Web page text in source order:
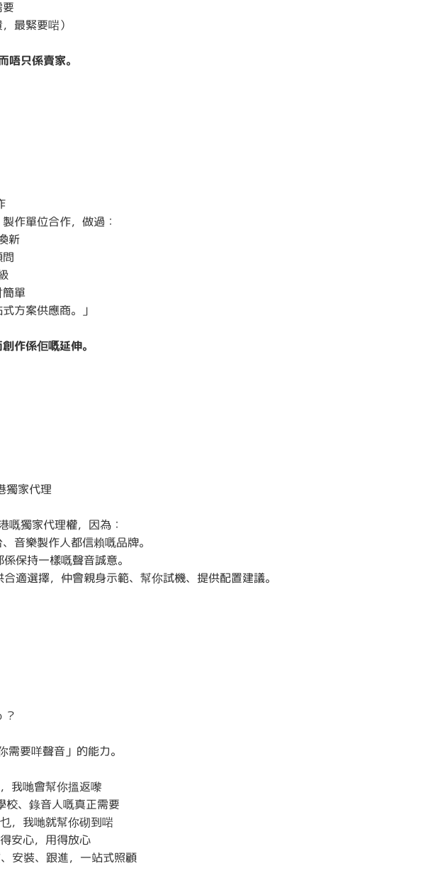
最緊要啱）
只係賣家。
作單位合作，做過：
新
單
方案供應商。」
作係佢嘅延伸。
家代理
嘅獨家代理權，因為：
音樂製作人都信賴嘅品牌。
保持一樣嘅聲音誠意。
適選擇，仲會親身示範、幫你試機、提供配置建議。
？
要咩聲音」的能力。
我哋會幫你搵返嚟
校、錄音人嘅真正需要
，我哋就幫你砌到啱
安心，用得放心
安裝、跟進，一站式照顧